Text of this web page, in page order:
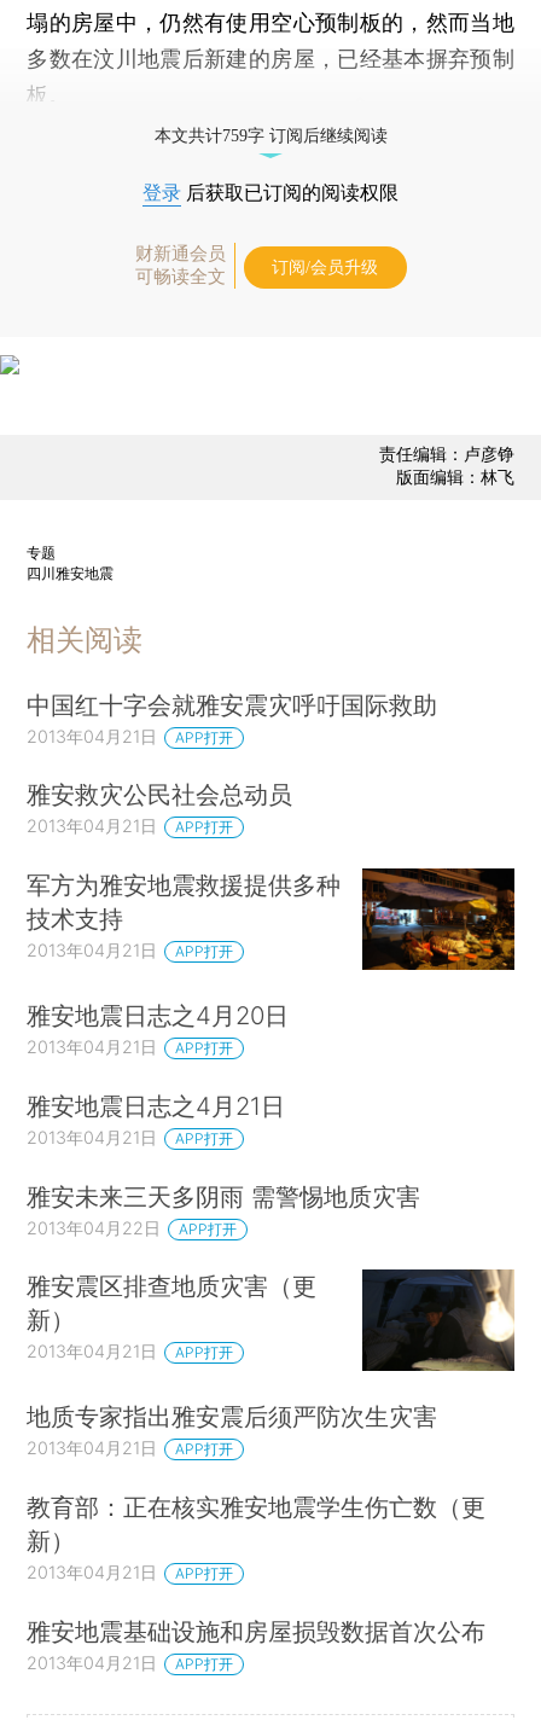
塌的房屋中，仍然有使用空心预制板的，然而当地
多数在汶川地震后新建的房屋，已经基本摒弃预制
板。
本文共计759字 订阅后继续阅读
登录 后获取已订阅的阅读权限
财新通会员
可畅读全文
订阅/会员升级
责任编辑：卢彦铮
版面编辑：林飞
专题
四川雅安地震
相关阅读
中国红十字会就雅安震灾呼吁国际救助
2013年04月21日 APP打开
雅安救灾公民社会总动员
2013年04月21日 APP打开
军方为雅安地震救援提供多种
技术支持
2013年04月21日 APP打开
雅安地震日志之4月20日
2013年04月21日 APP打开
雅安地震日志之4月21日
2013年04月21日 APP打开
雅安未来三天多阴雨 需警惕地质灾害
2013年04月22日 APP打开
雅安震区排查地质灾害（更
新）
2013年04月21日 APP打开
地质专家指出雅安震后须严防次生灾害
2013年04月21日 APP打开
教育部：正在核实雅安地震学生伤亡数（更
新）
2013年04月21日 APP打开
雅安地震基础设施和房屋损毁数据首次公布
2013年04月21日 APP打开